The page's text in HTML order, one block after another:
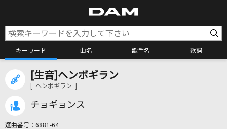
キーワード 曲名 歌手名 歌詞
カラオケ検索
[生音]ヘンボギラン
[ ヘンボギラン ]
チョギョンス
選曲番号： 6881-64